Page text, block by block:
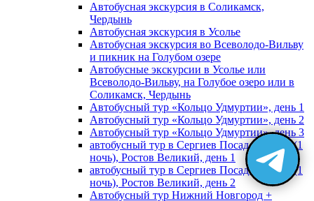
Автобусная экскурсия в Соликамск,
Чердынь
Автобусная экскурсия в Усолье
Автобусная экскурсия во Всеволодо-Вильву
и пикник на Голубом озере
Автобусные экскурсии в Усолье или
Всеволодо-Вильву, на Голубое озеро или в
Соликамск, Чердынь
Автобусный тур «Кольцо Удмуртии», день 1
Автобусный тур «Кольцо Удмуртии», день 2
Автобусный тур «Кольцо Удмуртии», день 3
автобусный тур в Сергиев Посад, Москву (1
ночь), Ростов Великий, день 1
автобусный тур в Сергиев Посад, Москву (1
ночь), Ростов Великий, день 2
Автобусный тур Нижний Новгород +